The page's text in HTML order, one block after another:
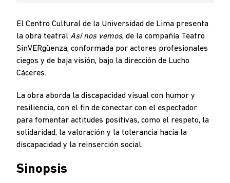
El Centro Cultural de la Universidad de Lima presenta
la obra teatral Así nos vemos, de la compañía Teatro
SinVERgüenza, conformada por actores profesionales
ciegos y de baja visión, bajo la dirección de Lucho
Cáceres.
La obra aborda la discapacidad visual con humor y
resiliencia, con el fin de conectar con el espectador
para fomentar actitudes positivas, como el respeto, la
solidaridad, la valoración y la tolerancia hacia la
discapacidad y la reinserción social.
Sinopsis